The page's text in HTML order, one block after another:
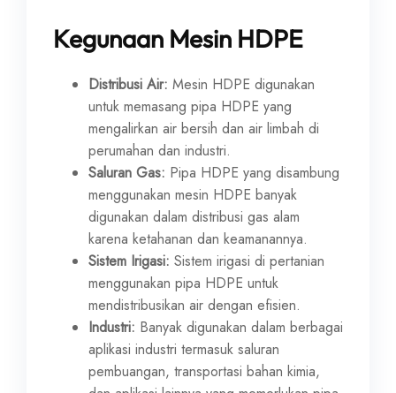
Kegunaan Mesin HDPE
Distribusi Air: Mesin HDPE digunakan
untuk memasang pipa HDPE yang
mengalirkan air bersih dan air limbah di
perumahan dan industri.
Saluran Gas: Pipa HDPE yang disambung
menggunakan mesin HDPE banyak
digunakan dalam distribusi gas alam
karena ketahanan dan keamanannya.
Sistem Irigasi: Sistem irigasi di pertanian
menggunakan pipa HDPE untuk
mendistribusikan air dengan efisien.
Industri: Banyak digunakan dalam berbagai
aplikasi industri termasuk saluran
pembuangan, transportasi bahan kimia,